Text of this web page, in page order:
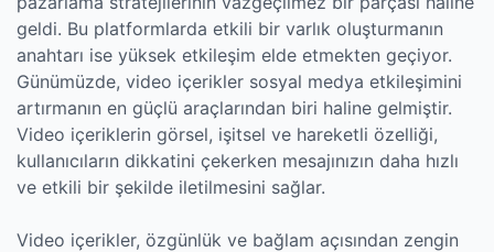
geldi. Bu platformlarda etkili bir varlık oluşturmanın
anahtarı ise yüksek etkileşim elde etmekten geçiyor.
Günümüzde, video içerikler sosyal medya etkileşimini
artırmanın en güçlü araçlarından biri haline gelmiştir.
Video içeriklerin görsel, işitsel ve hareketli özelliği,
kullanıcıların dikkatini çekerken mesajınızın daha hızlı
ve etkili bir şekilde iletilmesini sağlar.
Video içerikler, özgünlük ve bağlam açısından zengin